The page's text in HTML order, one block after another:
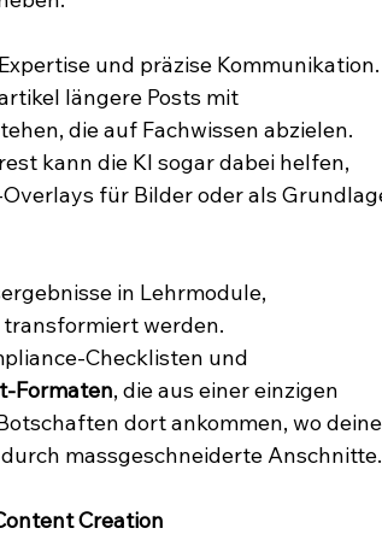
und präzise Kommunikation.
längere Posts mit
die auf Fachwissen abzielen.
kann die KI sogar dabei helfen,
für Bilder oder als
in Lehrmodule,
werden.
Checklisten und
Formaten, die aus einer einzigen
dort ankommen, wo deine
massgeschneiderte Anschnitte.
Creation